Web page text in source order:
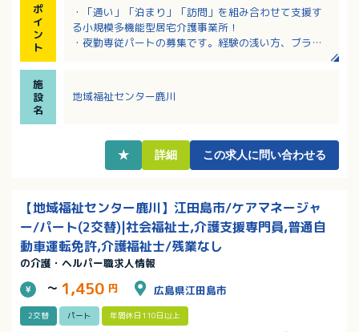
ポ
イ
ン
ト
・「通い」「泊まり」「訪問」を組み合わせて支援す
る小規模多機能型居宅介護事業所！
・夜勤専従パートの募集です。経験の浅い方、ブラン
・日・祝に出勤された場合には別途手当の支給あり！
施
設
名
地域福祉センター鹿川
★ 詳細 この求人に問い合わせる
【地域福祉センター鹿川】江田島市/ケアマネージャ
ー/パート(2交替)|社会福祉士,介護支援専門員,普通自
動車運転免許,介護福祉士/残業なし
の介護・ヘルパー職求人情報
～ 1,450 円 広島県江田島市
2交替 パート 年間休日110日以上